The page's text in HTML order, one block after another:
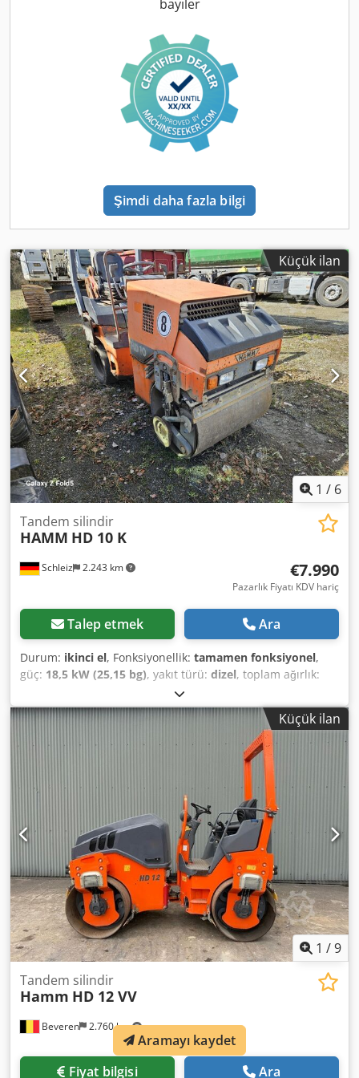
bayiler
Şimdi daha fazla bilgi
Küçük ilan
1 / 6
Schleiz 2.243 km
Tandem silindir
HAMM HD 10 K
€7.990
Pazarlık Fiyatı KDV hariç
Talep etmek Ara
Durum: ikinci el, Fonksiyonellik: tamamen fonksiyonel,
güç: 18,5 kW (25,15 bg), yakıt türü: dizel, toplam ağırlık:
2.300 kg, işletme ağırlığı:
Üretim yılı:2001, HAMM HD 10 K Dksdsyl Sbcspfx Aigor
Küçük ilan
1 /9
Beveren 2.760 km
Tandem silindir
Hamm HD 12 VV
Fiyat bilgisi Ara
Aramayı kaydet